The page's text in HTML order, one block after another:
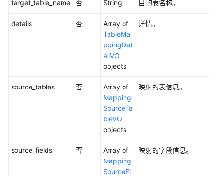
参
助
target_table_name 否 String 目的表名称。
details 否
Array of
TableMa
ppingDet
ailVO
objects
详情。
source_tables 否
Array of
Mapping
SourceTa
bleVO
objects
映射的表信息。
source_fields 否
Array of
Mapping
SourceFi
映射的字段信息。